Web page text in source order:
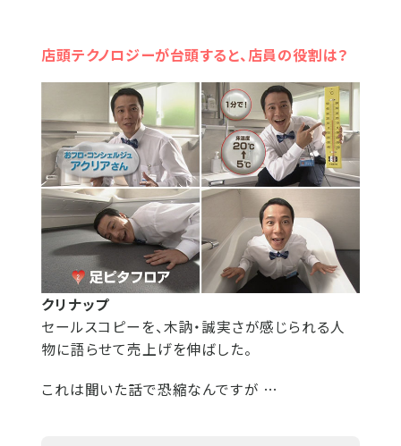
店頭テクノロジーが台頭すると、店員の役割は？
クリナップ
セールスコピーを、木訥・誠実さが感じられる人
物に語らせて売上げを伸ばした。
これは聞いた話で恐縮なんですが …